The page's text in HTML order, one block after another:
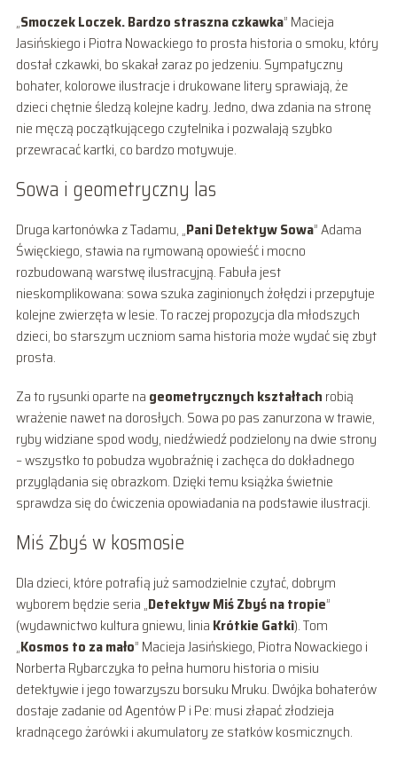
„Smoczek Loczek. Bardzo straszna czkawka” Macieja
Jasińskiego i Piotra Nowackiego to prosta historia o smoku, który
dostał czkawki, bo skakał zaraz po jedzeniu. Sympatyczny
bohater, kolorowe ilustracje i drukowane litery sprawiają, że
dzieci chętnie śledzą kolejne kadry. Jedno, dwa zdania na stronę
nie męczą początkującego czytelnika i pozwalają szybko
przewracać kartki, co bardzo motywuje.
Sowa i geometryczny las
Druga kartonówka z Tadamu, „Pani Detektyw Sowa” Adama
Święckiego, stawia na rymowaną opowieść i mocno
rozbudowaną warstwę ilustracyjną. Fabuła jest
nieskomplikowana: sowa szuka zaginionych żołędzi i przepytuje
kolejne zwierzęta w lesie. To raczej propozycja dla młodszych
dzieci, bo starszym uczniom sama historia może wydać się zbyt
prosta.
Za to rysunki oparte na geometrycznych kształtach robią
wrażenie nawet na dorosłych. Sowa po pas zanurzona w trawie,
ryby widziane spod wody, niedźwiedź podzielony na dwie strony
– wszystko to pobudza wyobraźnię i zachęca do dokładnego
przyglądania się obrazkom. Dzięki temu książka świetnie
sprawdza się do ćwiczenia opowiadania na podstawie ilustracji.
Miś Zbyś w kosmosie
Dla dzieci, które potrafią już samodzielnie czytać, dobrym
wyborem będzie seria „Detektyw Miś Zbyś na tropie”
(wydawnictwo kultura gniewu, linia Krótkie Gatki). Tom
„Kosmos to za mało” Macieja Jasińskiego, Piotra Nowackiego i
Norberta Rybarczyka to pełna humoru historia o misiu
detektywie i jego towarzyszu borsuku Mruku. Dwójka bohaterów
dostaje zadanie od Agentów P i Pe: musi złapać złodzieja
kradnącego żarówki i akumulatory ze statków kosmicznych.